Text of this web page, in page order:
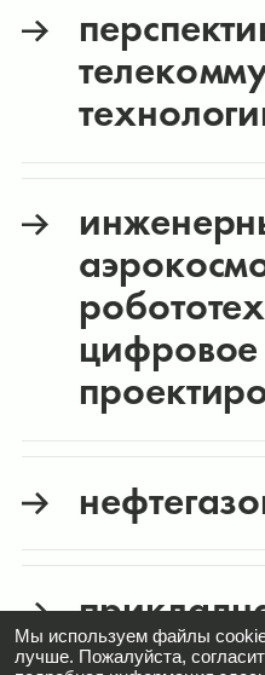
цифровое
Мы используем файлы
лучше. Пожалуйста,